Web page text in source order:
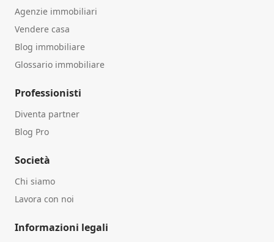
Agenzie immobiliari
Vendere casa
Blog immobiliare
Glossario immobiliare
Professionisti
Diventa partner
Blog Pro
Società
Chi siamo
Lavora con noi
Informazioni legali